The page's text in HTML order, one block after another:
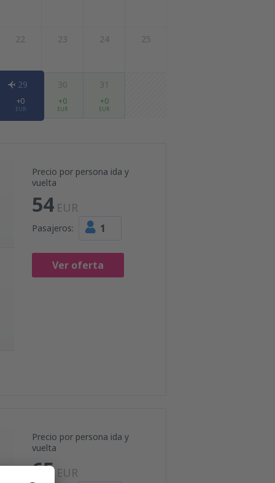
22 23 24 25
29
+0
EUR
30
+0
EUR
31
+0
EUR
Precio por persona ida y
vuelta
54 EUR
Pasajeros: 1
Ver oferta
Precio por persona ida y
vuelta
65 EUR